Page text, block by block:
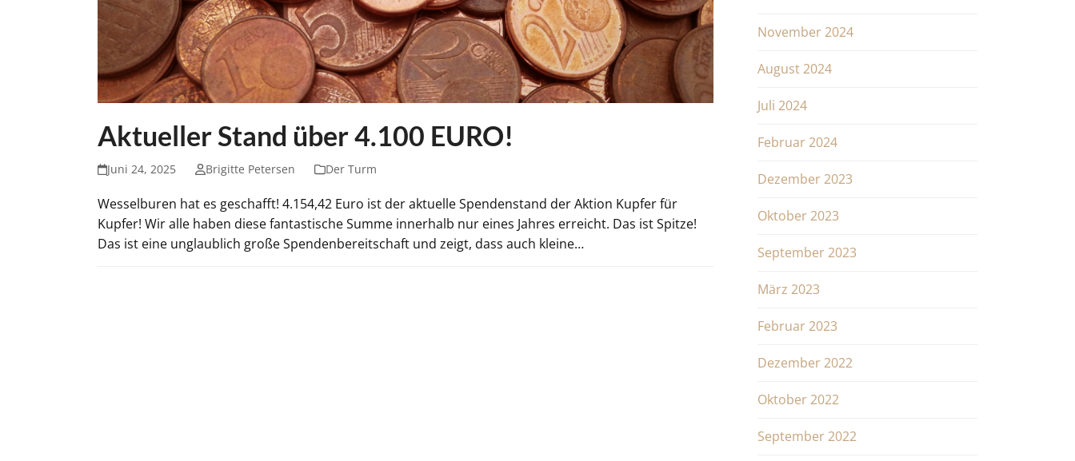
Aktueller Stand über 4.100 EURO!
Juni 24, 2025 Brigitte Petersen Der Turm
Wesselburen hat es geschafft! 4.154,42 Euro ist der aktuelle Spendenstand der Aktion Kupfer für
Kupfer! Wir alle haben diese fantastische Summe innerhalb nur eines Jahres erreicht. Das ist Spitze!
Das ist eine unglaublich große Spendenbereitschaft und zeigt, dass auch kleine…
November 2024
August 2024
Juli 2024
Februar 2024
Dezember 2023
Oktober 2023
September 2023
März 2023
Februar 2023
Dezember 2022
Oktober 2022
September 2022